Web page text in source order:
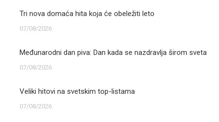
Tri nova domaća hita koja će obeležiti leto
07/08/2026
Međunarodni dan piva: Dan kada se nazdravlja širom sveta
07/08/2026
Veliki hitovi na svetskim top-listama
07/08/2026